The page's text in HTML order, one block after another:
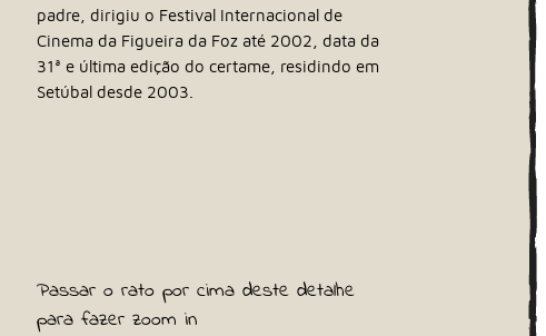
padre, dirigiu o Festival Internacional de
Cinema da Figueira da Foz até 2002, data da
31ª e última edição do certame, residindo em
Setúbal desde 2003.
Passar o rato por cima deste detalhe
para fazer zoom in